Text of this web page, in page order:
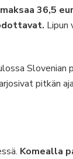
36,5
Lipun
Slovenian
pitkän
Komealla